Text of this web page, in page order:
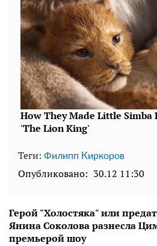
Теги: Филипп Киркоров
Опубликовано: 30.12 11:30
Герой "Холостяка" или
Янина Соколова разнесла
премьерой шоу